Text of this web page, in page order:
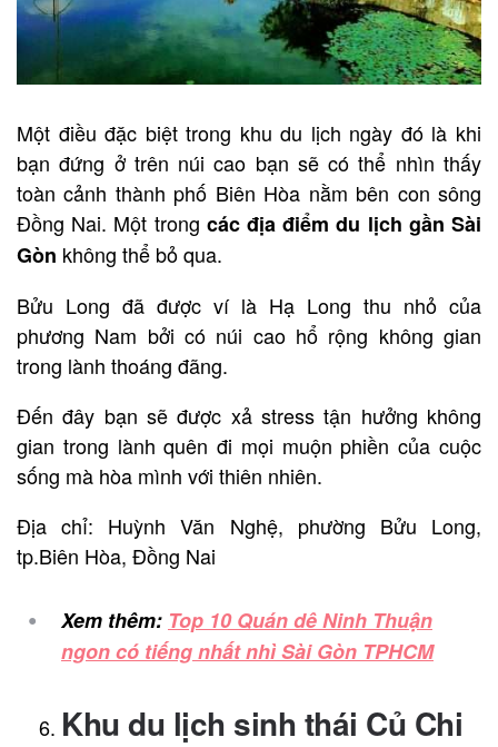
Một điều đặc biệt trong khu du lịch ngày đó là khi
bạn đứng ở trên núi cao bạn sẽ có thể nhìn thấy
toàn cảnh thành phố Biên Hòa nằm bên con sông
Đồng Nai. Một trong các địa điểm du lịch gần Sài
Gòn không thể bỏ qua.
Bửu Long đã được ví là Hạ Long thu nhỏ của
phương Nam bởi có núi cao hổ rộng không gian
trong lành thoáng đãng.
Đến đây bạn sẽ được xả stress tận hưởng không
gian trong lành quên đi mọi muộn phiền của cuộc
sống mà hòa mình với thiên nhiên.
Địa chỉ: Huỳnh Văn Nghệ, phường Bửu Long,
tp.Biên Hòa, Đồng Nai
Xem thêm: Top 10 Quán dê Ninh Thuận
ngon có tiếng nhất nhì Sài Gòn TPHCM
Khu du lịch sinh thái Củ Chi